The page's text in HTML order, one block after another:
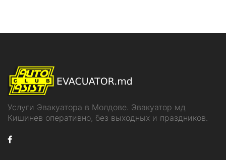
Услуги Эвакуатора в Молдове. Эвакуатор мд
Кишинев оперативно, без выходных и праздников.